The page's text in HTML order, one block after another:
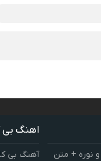
نوره + متن
اهنگ بی
آهنگ بی